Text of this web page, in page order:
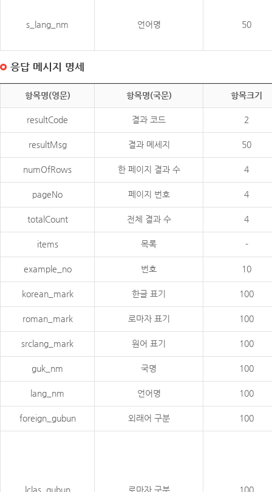
s_lang_nm 언어명 50
응답 메시지 명세
항목명(영문) 항목명(국문) 항목크기
resultCode 결과 코드 2
resultMsg 결과 메세지 50
numOfRows 한 페이지 결과 수 4
pageNo 페이지 번호 4
totalCount 전체 결과 수 4
items 목록 -
example_no 번호 10
korean_mark 한글 표기 100
roman_mark 로마자 표기 100
srclang_mark 원어 표기 100
guk_nm 국명 100
lang_nm 언어명 100
foreign_gubun 외래어 구분 100
lclas_gubun 로마자 구분 100